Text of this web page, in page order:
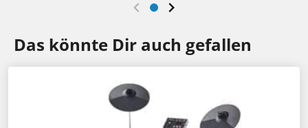
Das könnte Dir auch gefallen